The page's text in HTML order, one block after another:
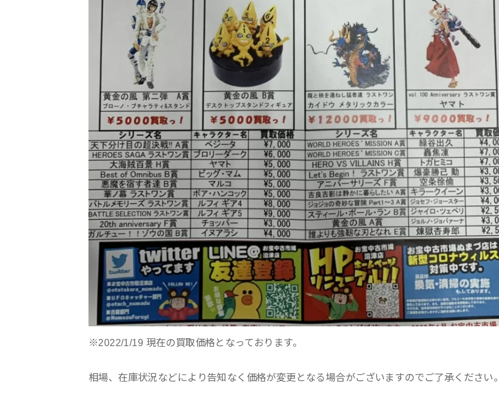
※2022/1/19 現在の買取価格となっております。
相場、在庫状況などにより告知なく価格が変更となる場合がございますのでご了承ください。